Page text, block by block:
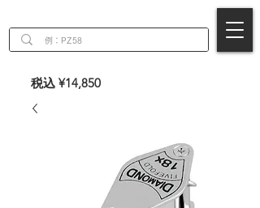
税込 ¥14,850